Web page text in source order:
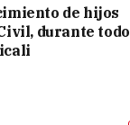
de hijos
durante todo